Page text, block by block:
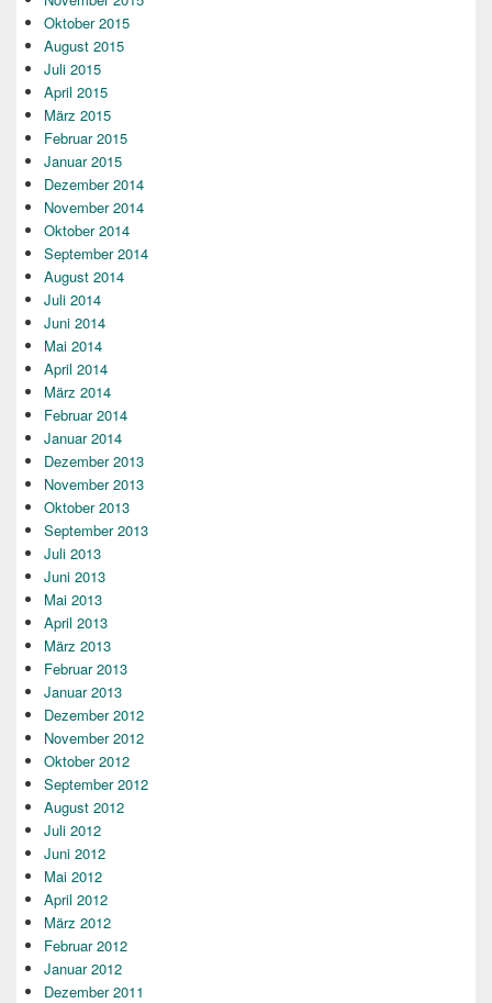
Oktober 2015
August 2015
Juli 2015
April 2015
März 2015
Februar 2015
Januar 2015
Dezember 2014
November 2014
Oktober 2014
September 2014
August 2014
Juli 2014
Juni 2014
Mai 2014
April 2014
März 2014
Februar 2014
Januar 2014
Dezember 2013
November 2013
Oktober 2013
September 2013
Juli 2013
Juni 2013
Mai 2013
April 2013
März 2013
Februar 2013
Januar 2013
Dezember 2012
November 2012
Oktober 2012
September 2012
August 2012
Juli 2012
Juni 2012
Mai 2012
April 2012
März 2012
Februar 2012
Januar 2012
Dezember 2011